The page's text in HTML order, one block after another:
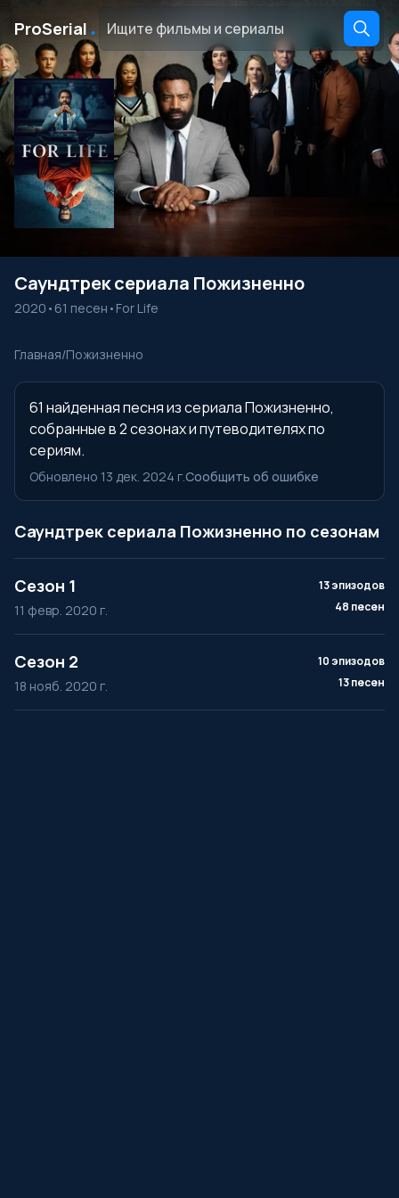
ProSerial ․
Саундтрек сериала Пожизненно
2020 • 61 песен • For Life
Главная/Пожизненно
61 найденная песня из сериала Пожизненно,
собранные в 2 сезонах и путеводителях по
сериям.
Обновлено 13 дек. 2024 г.Сообщить об ошибке
Саундтрек сериала Пожизненно по сезонам
Сезон 1
11 февр. 2020 г.
13 эпизодов
48 песен
Сезон 2
18 нояб. 2020 г.
10 эпизодов
13 песен